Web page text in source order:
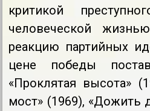
критикой
человеческой
реакцию партийных
цене победы
«Проклятая высота»
мост» (1969), «Дожить